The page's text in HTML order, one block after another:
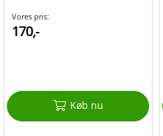
Vores pris:
170,-
Køb nu